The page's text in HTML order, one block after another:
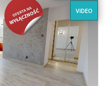
VIDEO